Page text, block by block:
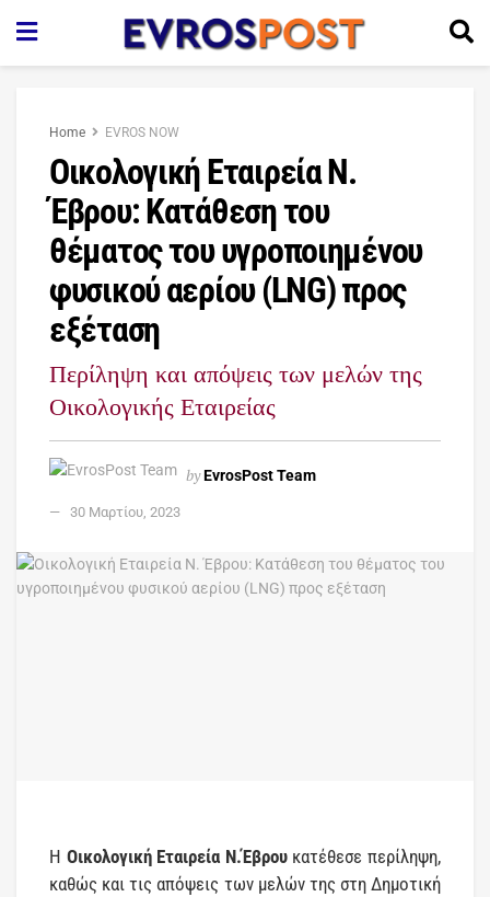
Home EVROS NOW
Οικολογική Εταιρεία Ν.
Έβρου: Κατάθεση του
θέματος του υγροποιημένου
φυσικού αερίου (LNG) προς
εξέταση
Περίληψη και απόψεις των μελών της
Οικολογικής Εταιρείας
byEvrosPost Team
30 Μαρτίου, 2023
Η Οικολογική Εταιρεία Ν.Έβρουκατέθεσε περίληψη,
καθώς και τις απόψεις των μελών της στη Δημοτική